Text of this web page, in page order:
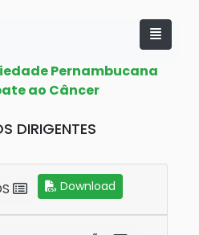
Pernambucana
ao Câncer
DIRIGENTES
Download